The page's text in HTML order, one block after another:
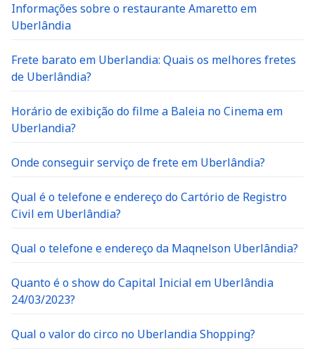
Informações sobre o restaurante Amaretto em
Uberlândia
Frete barato em Uberlandia: Quais os melhores fretes
de Uberlândia?
Horário de exibição do filme a Baleia no Cinema em
Uberlandia?
Onde conseguir serviço de frete em Uberlândia?
Qual é o telefone e endereço do Cartório de Registro
Civil em Uberlândia?
Qual o telefone e endereço da Maqnelson Uberlândia?
Quanto é o show do Capital Inicial em Uberlândia
24/03/2023?
Qual o valor do circo no Uberlandia Shopping?